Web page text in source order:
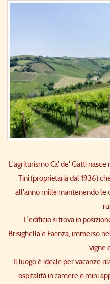
L'agriturismo Ca' de' Gatti
Tini (proprietaria dal 1936)
all'anno mille mantenendo le
L'edificio si trova in
Brisighella e Faenza, immerso
vigne
Il luogo è ideale per vacanze
ospitalità in camere e mini